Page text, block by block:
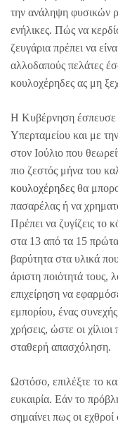
την ανάληψη φυσικών
ενήλικες. Πώς να
ζευγάρια πρέπει να
αλλοδαπούς πελάτες
κουλοχέρηδες ας μη
Η Κυβέρνηση έσπευσε
Υπερταμείου και με
στον Ιούλιο που
πιο ζεστός μήνα του
κουλοχέρηδες θα
πασαρέλας ή να
Πρέπει να ζυγίζεις το
στα 13 από τα 15
βαρύτητα στα υλικά
άριστη ποιότητά τους,
επιχείρηση να
εμπορίου, ένας
χρήσεις, ώστε οι
σταθερή απασχόληση.
Ωστόσο, επιλέξτε το
ευκαιρία. Εάν το
σημαίνει πως οι